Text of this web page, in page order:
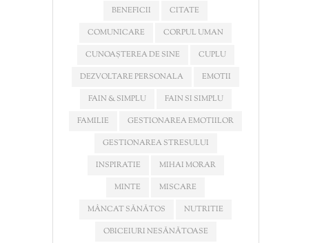
BENEFICII
CITATE
COMUNICARE
CORPUL UMAN
CUNOAȘTEREA DE SINE
CUPLU
DEZVOLTARE PERSONALA
EMOTII
FAIN & SIMPLU
FAIN SI SIMPLU
FAMILIE
GESTIONAREA EMOTIILOR
GESTIONAREA STRESULUI
INSPIRATIE
MIHAI MORAR
MINTE
MISCARE
MÂNCAT SĂNĂTOS
NUTRITIE
OBICEIURI NESĂNĂTOASE